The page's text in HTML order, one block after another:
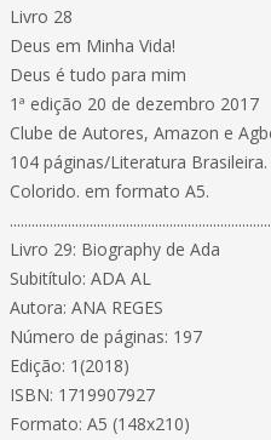
Livro 28
Deus em Minha Vida!
Deus é tudo para mim
1ª edição 20 de dezembro 2017
Clube de Autores, Amazon e
104 páginas/Literatura
Colorido. em formato A5.
Livro 29: Biography de Ada
Subitítulo: ADA AL
Autora: ANA REGES
Número de páginas: 197
Edição: 1(2018)
ISBN: 1719907927
Formato: A5 (148x210)